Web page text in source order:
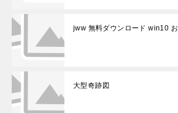
jww 無料ダウンロード win10
大型奇跡図